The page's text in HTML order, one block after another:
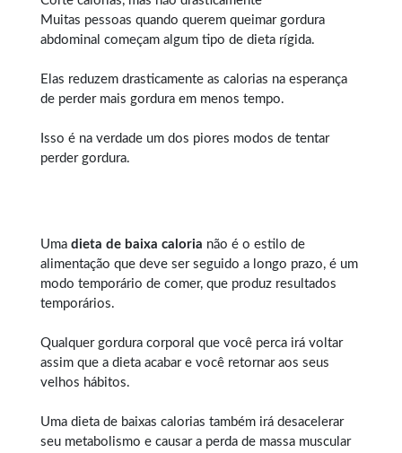
Muitas pessoas quando querem queimar gordura
abdominal começam algum tipo de dieta rígida.
Elas reduzem drasticamente as calorias na esperança
de perder mais gordura em menos tempo.
Isso é na verdade um dos piores modos de tentar
perder gordura.
Uma dieta de baixa caloria não é o estilo de
alimentação que deve ser seguido a longo prazo, é um
modo temporário de comer, que produz resultados
temporários.
Qualquer gordura corporal que você perca irá voltar
assim que a dieta acabar e você retornar aos seus
velhos hábitos.
Uma dieta de baixas calorias também irá desacelerar
seu metabolismo e causar a perda de massa muscular